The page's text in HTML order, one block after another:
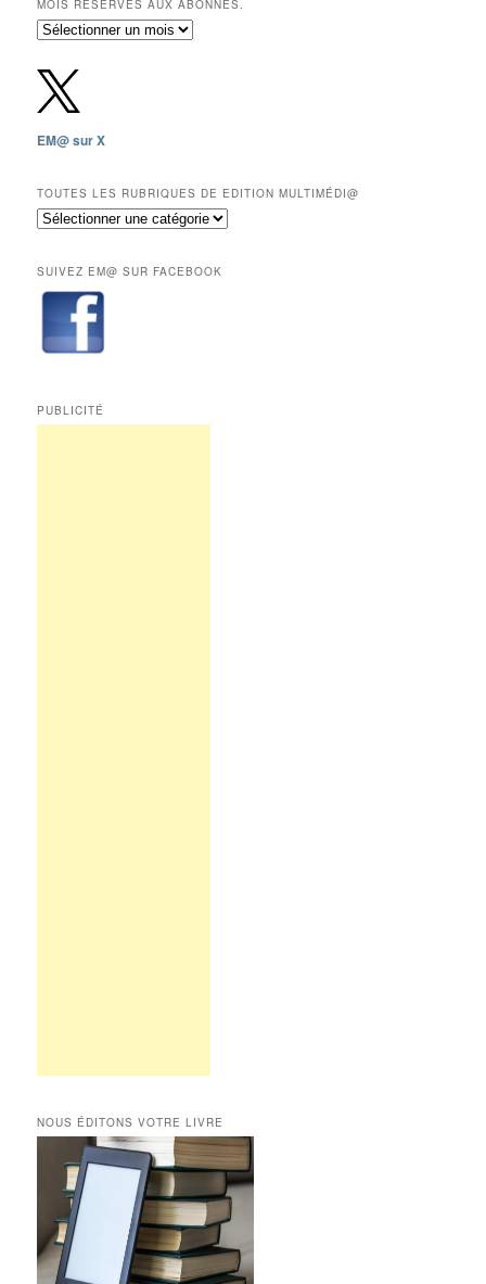
MOIS RÉSERVÉS AUX ABONNÉS.
Archives
depuis
2009,
sauf
12
mois
réservés
aux
EM@ sur X
TOUTES LES RUBRIQUES DE EDITION MULTIMÉDI@
Toutes
de
Edition
Multimédi@
SUIVEZ EM@ SUR FACEBOOK
PUBLICITÉ
NOUS ÉDITONS VOTRE LIVRE